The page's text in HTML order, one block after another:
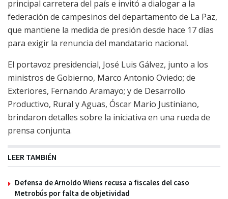
principal carretera del país e invitó a dialogar a la
federación de campesinos del departamento de La Paz,
que mantiene la medida de presión desde hace 17 días
para exigir la renuncia del mandatario nacional.
El portavoz presidencial, José Luis Gálvez, junto a los
ministros de Gobierno, Marco Antonio Oviedo; de
Exteriores, Fernando Aramayo; y de Desarrollo
Productivo, Rural y Aguas, Óscar Mario Justiniano,
brindaron detalles sobre la iniciativa en una rueda de
prensa conjunta.
LEER TAMBIÉN
Defensa de Arnoldo Wiens recusa a fiscales del caso
Metrobús por falta de objetividad